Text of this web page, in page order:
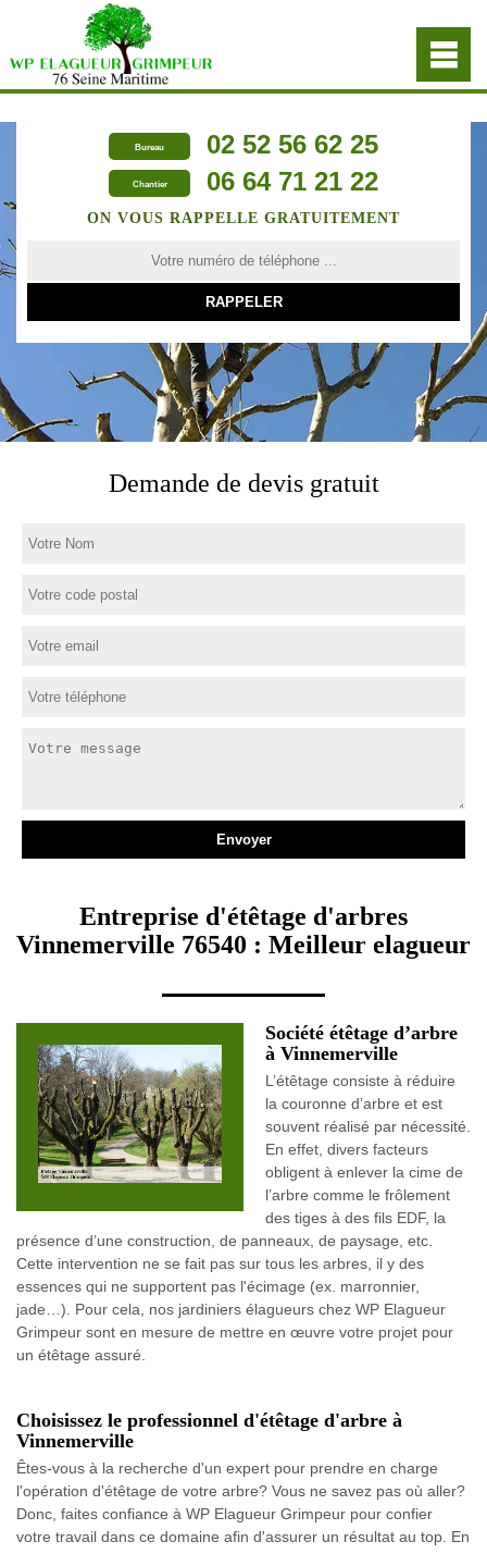
Bureau 02 52 56 62 25
Chantier 06 64 71 21 22
ON VOUS RAPPELLE GRATUITEMENT
Demande de devis gratuit
Entreprise d'étêtage d'arbres
Vinnemerville 76540 : Meilleur elagueur
Société étêtage d’arbre
à Vinnemerville
L’étêtage consiste à réduire
la couronne d’arbre et est
souvent réalisé par nécessité.
En effet, divers facteurs
obligent à enlever la cime de
l’arbre comme le frôlement
des tiges à des fils EDF, la
présence d’une construction, de panneaux, de paysage, etc.
Cette intervention ne se fait pas sur tous les arbres, il y des
essences qui ne supportent pas l'écimage (ex. marronnier,
jade…). Pour cela, nos jardiniers élagueurs chez WP Elagueur
Grimpeur sont en mesure de mettre en œuvre votre projet pour
un étêtage assuré.
Choisissez le professionnel d'étêtage d'arbre à
Vinnemerville
Êtes-vous à la recherche d'un expert pour prendre en charge
l'opération d'étêtage de votre arbre? Vous ne savez pas où aller?
Donc, faites confiance à WP Elagueur Grimpeur pour confier
votre travail dans ce domaine afin d'assurer un résultat au top. En